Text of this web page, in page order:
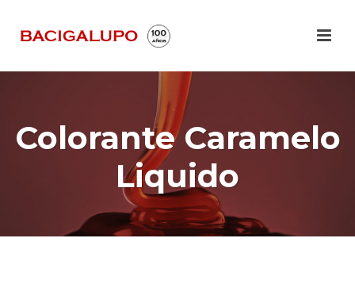
Colorante Caramelo
Liquido